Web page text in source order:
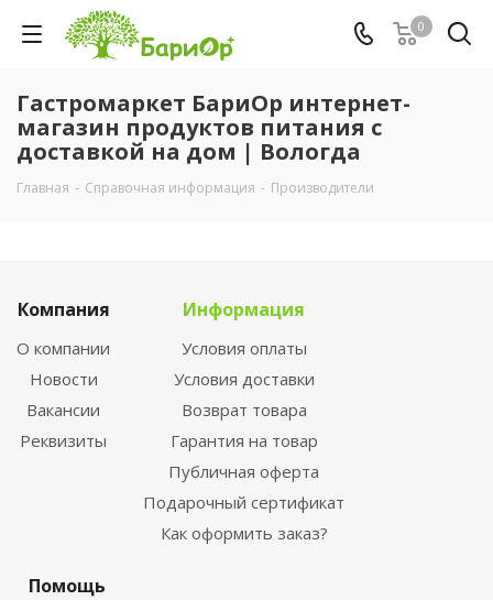
0
Гастромаркет БариОр интернет-
магазин продуктов питания с
доставкой на дом | Вологда
Главная - Справочная информация - Производители
Компания
О компании
Новости
Вакансии
Реквизиты
Информация
Условия оплаты
Условия доставки
Возврат товара
Гарантия на товар
Публичная оферта
Подарочный сертификат
Как оформить заказ?
Помощь